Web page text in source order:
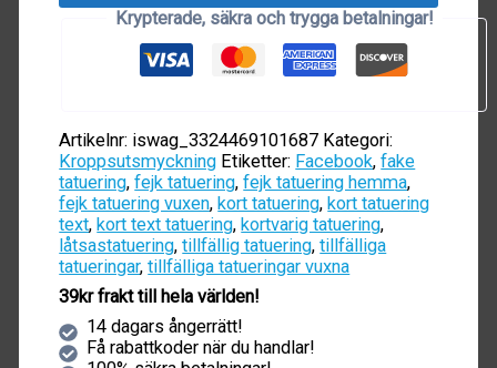
Krypterade, säkra och trygga betalningar!
Artikelnr: iswag_3324469101687 Kategori:
Kroppsutsmyckning Etiketter: Facebook,fake
tatuering,fejk tatuering,fejk tatuering hemma,
fejk tatuering vuxen,kort tatuering,kort tatuering
text,kort text tatuering,kortvarig tatuering,
låtsastatuering,tillfällig tatuering,tillfälliga
tatueringar,tillfälliga tatueringar vuxna
39kr frakt till hela världen!
14 dagars ångerrätt!
Få rabattkoder när du handlar!